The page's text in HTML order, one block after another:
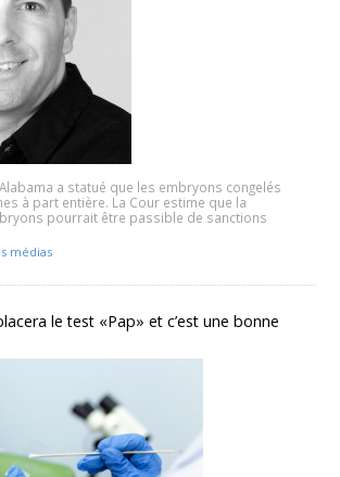
a statué que les embryons congelés
à part entière. La Cour estime que la
pourrait être passible de sanctions
médias
le test «Pap» et c’est une bonne